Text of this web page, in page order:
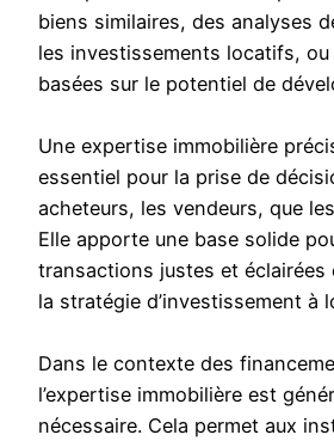
biens similaires, des analyses
les investissements locatifs,
basées sur le potentiel de
Une expertise immobilière
essentiel pour la prise de
acheteurs, les vendeurs, que
Elle apporte une base solide
transactions justes et éclairées
la stratégie d’investissement à
Dans le contexte des
l’expertise immobilière est
nécessaire. Cela permet aux